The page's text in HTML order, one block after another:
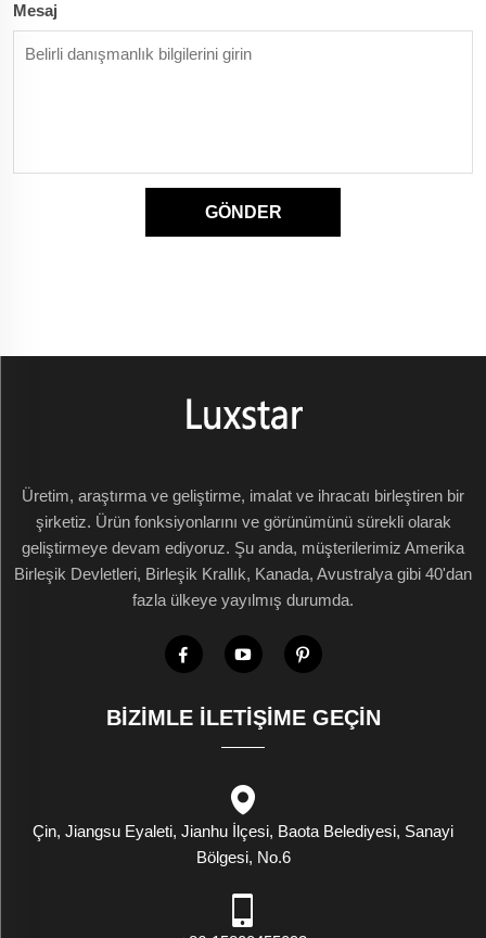
Mesaj
GÖNDER
Üretim, araştırma ve geliştirme, imalat ve ihracatı birleştiren bir
şirketiz. Ürün fonksiyonlarını ve görünümünü sürekli olarak
geliştirmeye devam ediyoruz. Şu anda, müşterilerimiz Amerika
Birleşik Devletleri, Birleşik Krallık, Kanada, Avustralya gibi 40'dan
fazla ülkeye yayılmış durumda.
BIZIMLE İLETIŞIME GEÇIN
Çin, Jiangsu Eyaleti, Jianhu İlçesi, Baota Belediyesi, Sanayi
Bölgesi, No.6